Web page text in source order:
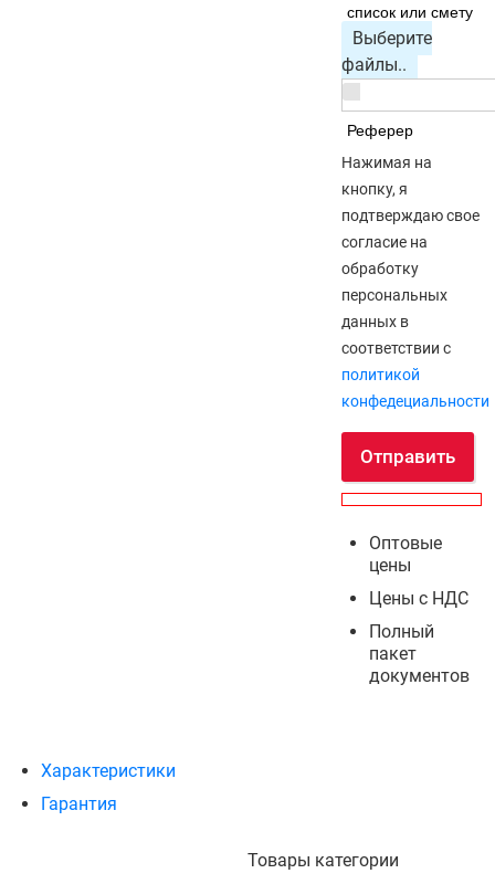
список или смету
Выберите
файлы..
Реферер
Нажимая на
кнопку, я
подтверждаю свое
согласие на
обработку
персональных
данных в
соответствии с
политикой
конфедециальности
Отправить
Оптовые
цены
Цены с НДС
Полный
пакет
документов
Характеристики
Гарантия
Товары категории